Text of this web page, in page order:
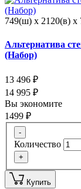
749(ш) x 2120(в) x
Альтернатива
(Набор)
13 496 ₽
14 995 ₽
Вы экономите
1499 ₽
-
Количество
+
Купить